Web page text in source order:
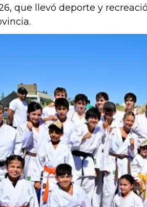
que llevó deporte y